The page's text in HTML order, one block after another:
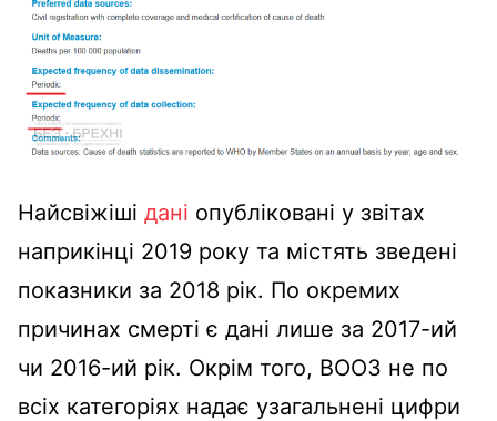
Найсвіжіші дані опубліковані у звітах
наприкінці 2019 року та містять зведені
показники за 2018 рік. По окремих
причинах смерті є дані лише за 2017-ий
чи 2016-ий рік. Окрім того, ВООЗ не по
всіх категоріях надає узагальнені цифри